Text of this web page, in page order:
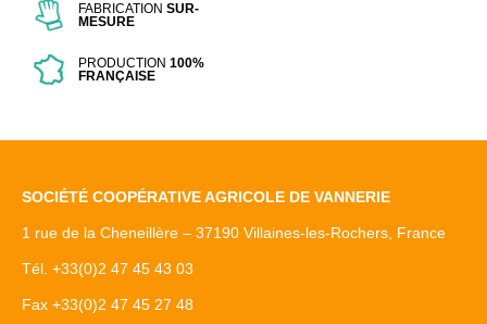
FABRICATIONSUR-
MESURE
PRODUCTION100%
FRANÇAISE
SOCIÉTÉ COOPÉRATIVE AGRICOLE DE VANNERIE
1 rue de la Cheneillère – 37190 Villaines-les-Rochers, France
Tél. +33(0)2 47 45 43 03
Fax +33(0)2 47 45 27 48